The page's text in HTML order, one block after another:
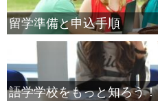
留学準備と申込手順
語学学校をもっと知ろう！